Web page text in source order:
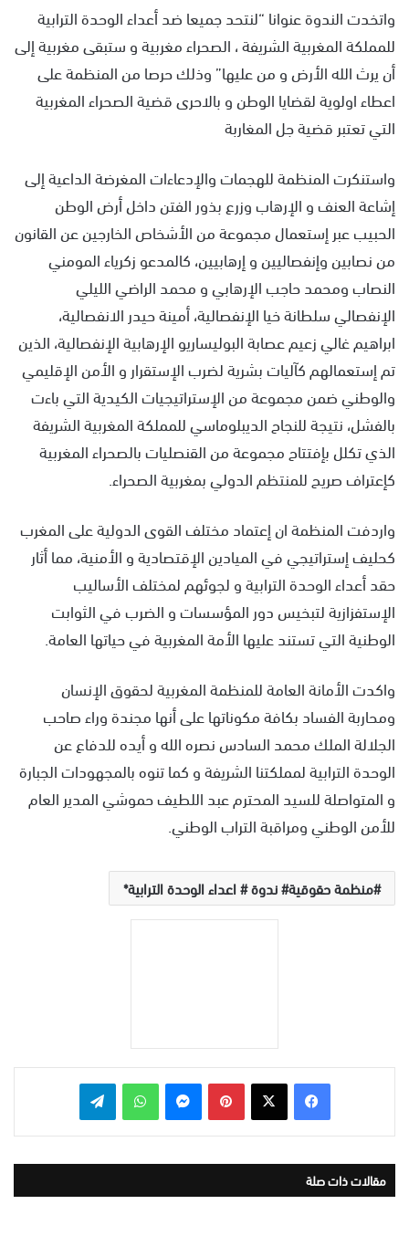
واتخدت الندوة عنوانا “لنتحد جميعا ضد أعداء الوحدة الترابية
للمملكة المغربية الشريفة ، الصحراء مغربية و ستبقى مغربية إلى
أن يرث الله الأرض و من عليها” وذلك حرصا من المنظمة على
اعطاء اولوية لقضايا الوطن و بالاحرى قضية الصحراء المغربية
التي تعتبر قضية جل المغاربة
واستنكرت المنظمة للهجمات والإدعاءات المغرضة الداعية إلى
إشاعة العنف و الإرهاب وزرع بذور الفتن داخل أرض الوطن
الحبيب عبر إستعمال مجموعة من الأشخاص الخارجين عن القانون
من نصابين وإنفصاليين و إرهابيين، كالمدعو زكرياء المومني
النصاب ومحمد حاجب الإرهابي و محمد الراضي الليلي
الإنفصالي سلطانة خيا الإنفصالية، أمينة حيدر الانفصالية،
ابراهيم غالي زعيم عصابة البوليساريو الإرهابية الإنفصالية، الذين
تم إستعمالهم كآليات بشرية لضرب الإستقرار و الأمن الإقليمي
والوطني ضمن مجموعة من الإستراتيجيات الكيدية التي باءت
بالفشل، نتيجة للنجاح الديبلوماسي للمملكة المغربية الشريفة
الذي تكلل بإفتتاح مجموعة من القنصليات بالصحراء المغربية
كإعتراف صريح للمنتظم الدولي بمغربية الصحراء.
واردفت المنظمة ان إعتماد مختلف القوى الدولية على المغرب
كحليف إستراتيجي في الميادين الإقتصادية و الأمنية، مما أثار
حقد أعداء الوحدة الترابية و لجوئهم لمختلف الأساليب
الإستفزازية لتبخيس دور المؤسسات و الضرب في الثوابت
الوطنية التي تستند عليها الأمة المغربية في حياتها العامة.
واكدت الأمانة العامة للمنظمة المغربية لحقوق الإنسان
ومحاربة الفساد بكافة مكوناتها على أنها مجندة وراء صاحب
الجلالة الملك محمد السادس نصره الله و أيده للدفاع عن
الوحدة الترابية لمملكتنا الشريفة و كما تنوه بالمجهودات الجبارة
و المتواصلة للسيد المحترم عبد اللطيف حموشي المدير العام
للأمن الوطني ومراقبة التراب الوطني.
منظمة حقوقية# ندوة # اعداء الوحدة الترابية*
بينتيريست واتساب
مقالات ذات صلة